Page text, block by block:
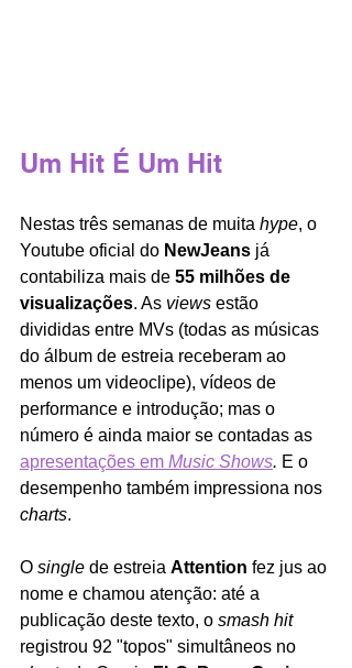
Um Hit É Um Hit
Nestas três semanas de muita hype, o
Youtube oficial do NewJeans já
contabiliza mais de 55 milhões de
visualizações. As views estão
divididas entre MVs (todas as músicas
do álbum de estreia receberam ao
menos um videoclipe), vídeos de
performance e introdução; mas o
número é ainda maior se contadas as
apresentações em Music Shows. E o
desempenho também impressiona nos
charts.
O single de estreia Attention fez jus ao
nome e chamou atenção: até a
publicação deste texto, o smash hit
registrou 92 "topos" simultâneos no